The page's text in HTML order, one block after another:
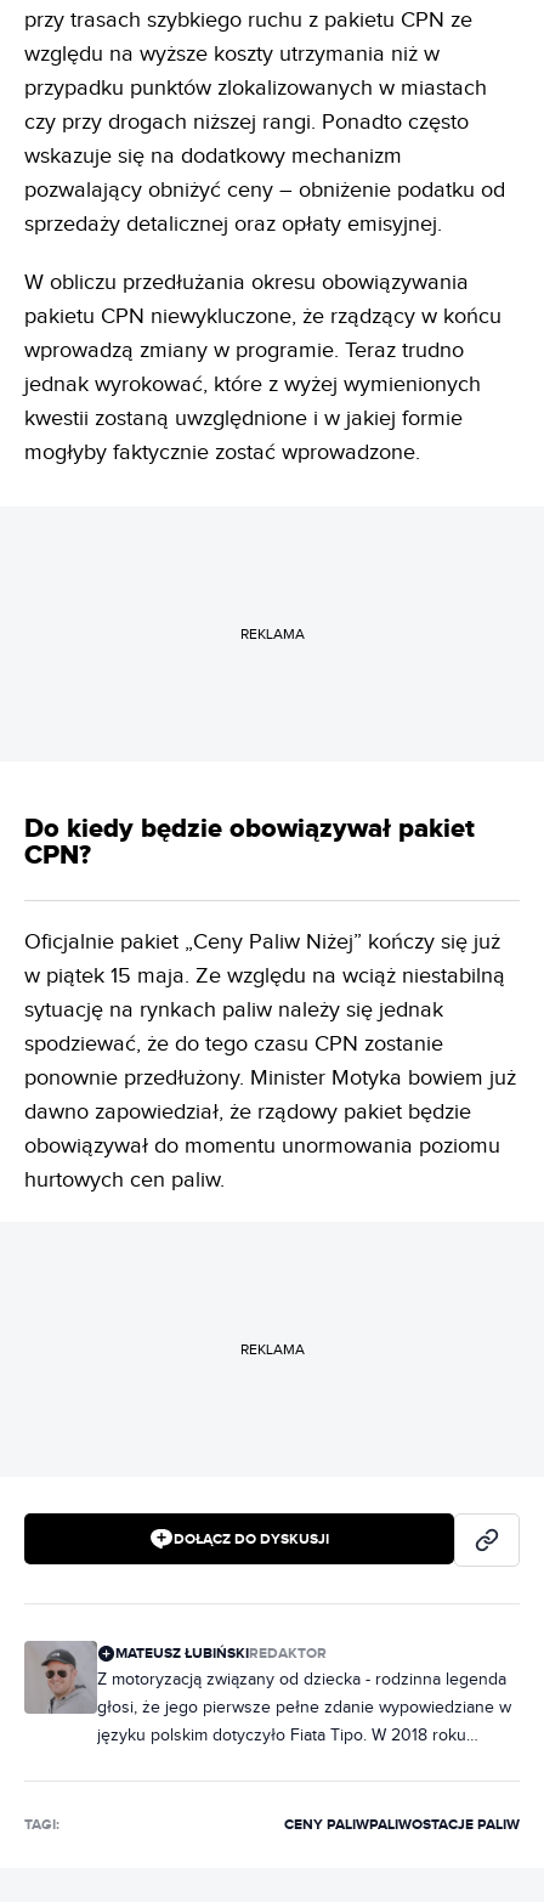
przy trasach szybkiego ruchu z pakietu CPN ze
względu na wyższe koszty utrzymania niż w
przypadku punktów zlokalizowanych w miastach
czy przy drogach niższej rangi. Ponadto często
wskazuje się na dodatkowy mechanizm
pozwalający obniżyć ceny – obniżenie podatku od
sprzedaży detalicznej oraz opłaty emisyjnej.
W obliczu przedłużania okresu obowiązywania
pakietu CPN niewykluczone, że rządzący w końcu
wprowadzą zmiany w programie. Teraz trudno
jednak wyrokować, które z wyżej wymienionych
kwestii zostaną uwzględnione i w jakiej formie
mogłyby faktycznie zostać wprowadzone.
REKLAMA
Do kiedy będzie obowiązywał pakiet
CPN?
Oficjalnie pakiet „Ceny Paliw Niżej” kończy się już
w piątek 15 maja. Ze względu na wciąż niestabilną
sytuację na rynkach paliw należy się jednak
spodziewać, że do tego czasu CPN zostanie
ponownie przedłużony. Minister Motyka bowiem już
dawno zapowiedział, że rządowy pakiet będzie
obowiązywał do momentu unormowania poziomu
hurtowych cen paliw.
REKLAMA
DOŁĄCZ DO DYSKUSJI
MATEUSZ ŁUBIŃSKIREDAKTOR
Z motoryzacją związany od dziecka - rodzinna legenda
głosi, że jego pierwsze pełne zdanie wypowiedziane w
języku polskim dotyczyło Fiata Tipo. W 2018 roku
Specjalizuje się w prezentowaniu i testowaniu
TAGI: CENY PALIWPALIWOSTACJE PALIW